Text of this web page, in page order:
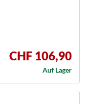
CHF 106,90
Auf Lager